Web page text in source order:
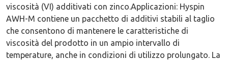
viscosità (VI) additivati con zinco.Applicazioni: Hyspin
AWH-M contiene un pacchetto di additivi stabili al taglio
che consentono di mantenere le caratteristiche di
viscosità del prodotto in un ampio intervallo di
temperature, anche in condizioni di utilizzo prolungato. La